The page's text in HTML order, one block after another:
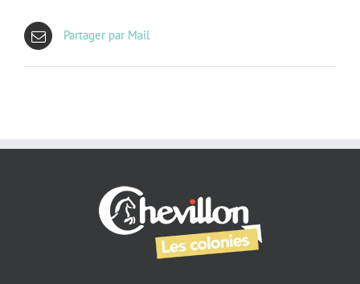
Partager par Mail